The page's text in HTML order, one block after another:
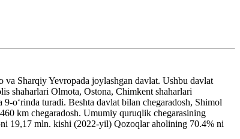
va Sharqiy Yevropada joylashgan davlat. Ushbu davlat
shaharlari Olmota, Ostona, Chimkent shaharlari
oʻrinda turadi. Beshta davlat bilan chegaradosh, Shimol
km chegaradosh. Umumiy quruqlik chegarasining
19,17 mln. kishi (2022-yil) Qozoqlar aholining 70.4% ni